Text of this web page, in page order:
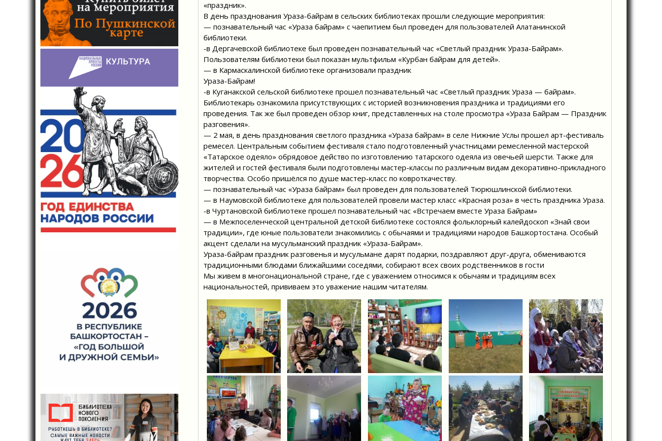
«праздник».
В день празднования Ураза-байрам в сельских библиотеках прошли следующие мероприятия:
— познавательный час «Ураза байрам» с чаепитием был проведен для пользователей Алатанинской
библиотеки.
-в Дергачевской библиотеке был проведен познавательный час «Светлый праздник Ураза-Байрам».
Пользователям библиотеки был показан мультфильм «Курбан байрам для детей».
— в Кармаскалинской библиотеке организовали праздник
Ураза-Байрам!
-в Куганакской сельской библиотеке прошел познавательный час «Светлый праздник Ураза — байрам».
Библиотекарь ознакомила присутствующих с историей возникновения праздника и традициями его
проведения. Так же был проведен обзор книг, представленных на столе просмотра «Ураза Байрам — Праздник
разговения».
— 2 мая, в день празднования светлого праздника «Ураза байрам» в селе Нижние Услы прошел арт-фестиваль
ремесел. Центральным событием фестиваля стало подготовленный участницами ремесленной мастерской
«Татарское одеяло» обрядовое действо по изготовлению татарского одеяла из овечьей шерсти. Также для
жителей и гостей фестиваля были подготовлены мастер-классы по различным видам декоративно-прикладного
творчества. Особо пришёлся по душе мастер-класс по ковроткачеству.
— познавательный час «Ураза байрам» был проведен для пользователей Тюрюшлинской библиотеки.
— в Наумовской библиотеке для пользователей провели мастер класс «Красная роза» в честь праздника Ураза.
-в Чуртановской библиотеке прошел познавательный час «Встречаем вместе Ураза Байрам»
— в Межпоселенческой центральной детской библиотеке состоялся фольклорный калейдоскоп «Знай свои
традиции», где юные пользователи знакомились с обычаями и традициями народов Башкортостана. Особый
акцент сделали на мусульманский праздник «Ураза-Байрам».
Ураза-байрам праздник разговенья и мусульмане дарят подарки, поздравляют друг-друга, обмениваются
традиционными блюдами ближайшими соседями, собирают всех своих родственников в гости
Мы живем в многонациональной стране, где с уважением относимся к обычаям и традициям всех
национальностей, прививаем это уважение нашим читателям.